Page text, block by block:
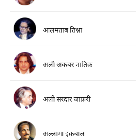
आलमताब तिश्ना
अली अकबर नातिक़
अली सरदार जाफ़री
अल्लामा इक़बाल